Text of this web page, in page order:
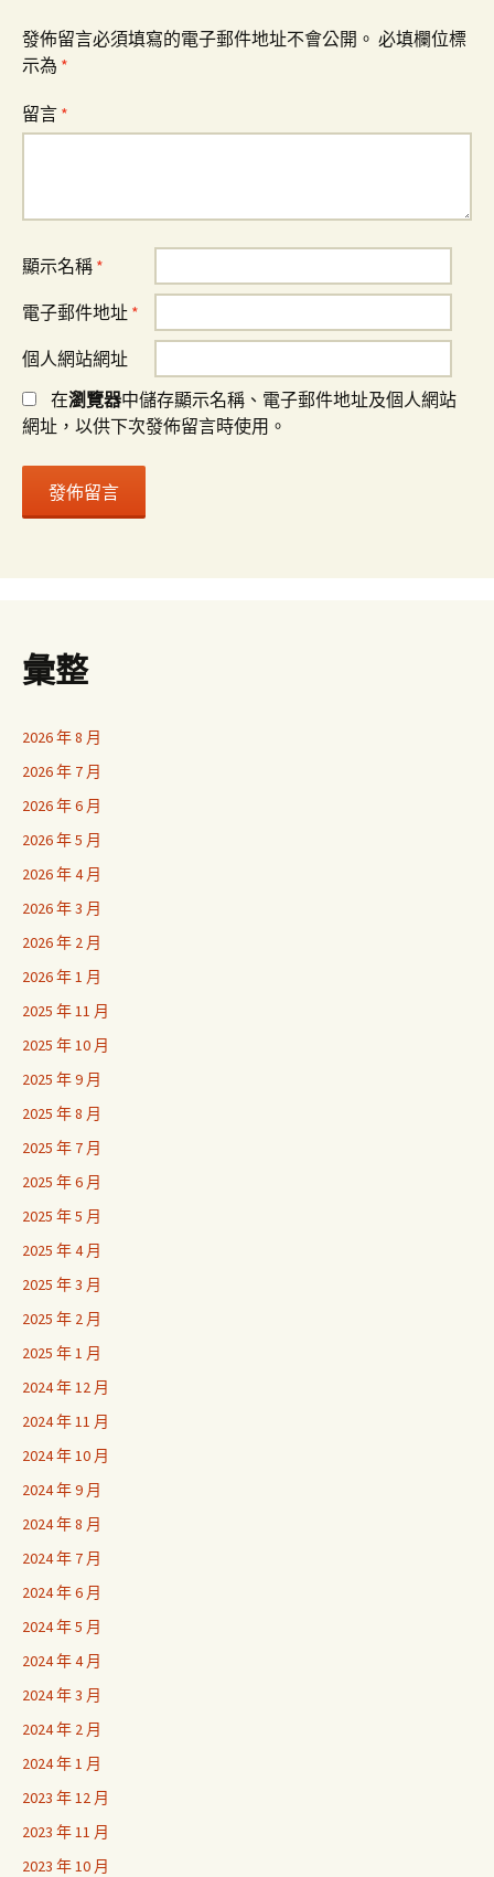
發佈留言必須填寫的電子郵件地址不會公開。 必填欄位標
示為 *
留言 *
顯示名稱 *
電子郵件地址 *
個人網站網址
在瀏覽器中儲存顯示名稱、電子郵件地址及個人網站
網址，以供下次發佈留言時使用。
彙整
2026 年 8 月
2026 年 7 月
2026 年 6 月
2026 年 5 月
2026 年 4 月
2026 年 3 月
2026 年 2 月
2026 年 1 月
2025 年 11 月
2025 年 10 月
2025 年 9 月
2025 年 8 月
2025 年 7 月
2025 年 6 月
2025 年 5 月
2025 年 4 月
2025 年 3 月
2025 年 2 月
2025 年 1 月
2024 年 12 月
2024 年 11 月
2024 年 10 月
2024 年 9 月
2024 年 8 月
2024 年 7 月
2024 年 6 月
2024 年 5 月
2024 年 4 月
2024 年 3 月
2024 年 2 月
2024 年 1 月
2023 年 12 月
2023 年 11 月
2023 年 10 月